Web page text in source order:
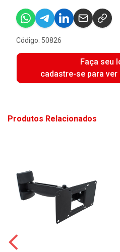
Código: 50826
Faça seu
cadastre-se para
Produtos Relacionados